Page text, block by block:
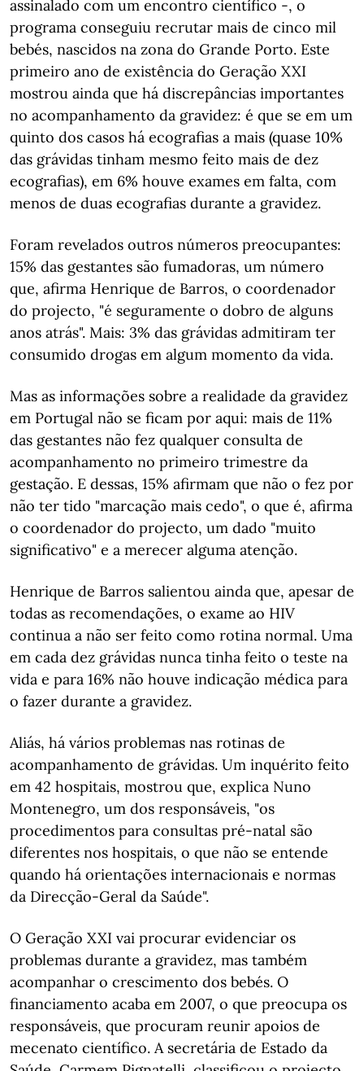
assinalado com um encontro científico -, o
programa conseguiu recrutar mais de cinco mil
bebés, nascidos na zona do Grande Porto. Este
primeiro ano de existência do Geração XXI
mostrou ainda que há discrepâncias importantes
no acompanhamento da gravidez: é que se em um
quinto dos casos há ecografias a mais (quase 10%
das grávidas tinham mesmo feito mais de dez
ecografias), em 6% houve exames em falta, com
menos de duas ecografias durante a gravidez.
Foram revelados outros números preocupantes:
15% das gestantes são fumadoras, um número
que, afirma Henrique de Barros, o coordenador
do projecto, "é seguramente o dobro de alguns
anos atrás". Mais: 3% das grávidas admitiram ter
consumido drogas em algum momento da vida.
Mas as informações sobre a realidade da gravidez
em Portugal não se ficam por aqui: mais de 11%
das gestantes não fez qualquer consulta de
acompanhamento no primeiro trimestre da
gestação. E dessas, 15% afirmam que não o fez por
não ter tido "marcação mais cedo", o que é, afirma
o coordenador do projecto, um dado "muito
significativo" e a merecer alguma atenção.
Henrique de Barros salientou ainda que, apesar de
todas as recomendações, o exame ao HIV
continua a não ser feito como rotina normal. Uma
em cada dez grávidas nunca tinha feito o teste na
vida e para 16% não houve indicação médica para
o fazer durante a gravidez.
Aliás, há vários problemas nas rotinas de
acompanhamento de grávidas. Um inquérito feito
em 42 hospitais, mostrou que, explica Nuno
Montenegro, um dos responsáveis, "os
procedimentos para consultas pré-natal são
diferentes nos hospitais, o que não se entende
quando há orientações internacionais e normas
da Direcção-Geral da Saúde".
O Geração XXI vai procurar evidenciar os
problemas durante a gravidez, mas também
acompanhar o crescimento dos bebés. O
financiamento acaba em 2007, o que preocupa os
responsáveis, que procuram reunir apoios de
mecenato científico. A secretária de Estado da